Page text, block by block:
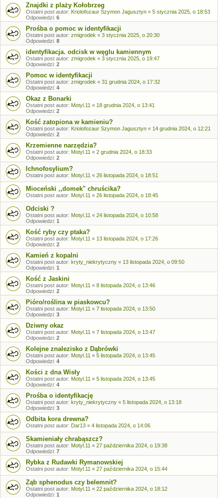
Znajdki z plaży Kołobrzeg
Ostatni post autor: Kriolofozaur Szymon Jagusztyn « 5 stycznia 2025, o 18:53
Odpowiedzi: 6
Prośba o pomoc w identyfikacji
Ostatni post autor: zmigrodek « 3 stycznia 2025, o 20:30
Odpowiedzi: 8
identyfikacja. odcisk w węglu kamiennym
Ostatni post autor: zmigrodek « 3 stycznia 2025, o 19:47
Odpowiedzi: 2
Pomoc w identyfikacji
Ostatni post autor: zmigrodek « 31 grudnia 2024, o 17:32
Odpowiedzi: 4
Okaz z Bonarki
Ostatni post autor: Motyl.11 « 18 grudnia 2024, o 13:41
Odpowiedzi: 2
Kość zatopiona w kamieniu?
Ostatni post autor: Kriolofozaur Szymon Jagusztyn « 14 grudnia 2024, o 12:21
Odpowiedzi: 2
Krzemienne narzędzia?
Ostatni post autor: Motyl.11 « 2 grudnia 2024, o 18:33
Odpowiedzi: 2
Ichnofosylium?
Ostatni post autor: Motyl.11 « 26 listopada 2024, o 18:51
Mioceński ,,domek" chruścika?
Ostatni post autor: Motyl.11 « 26 listopada 2024, o 18:45
Odciski ?
Ostatni post autor: Motyl.11 « 24 listopada 2024, o 10:58
Odpowiedzi: 1
Kość ryby czy ptaka?
Ostatni post autor: Motyl.11 « 13 listopada 2024, o 17:26
Odpowiedzi: 2
Kamień z kopalni
Ostatni post autor: kryty_niekrytyczny « 13 listopada 2024, o 09:50
Odpowiedzi: 1
Kość z Jaskini
Ostatni post autor: Motyl.11 « 8 listopada 2024, o 13:46
Odpowiedzi: 2
Pióro/roślina w piaskowcu?
Ostatni post autor: Motyl.11 « 7 listopada 2024, o 13:50
Odpowiedzi: 3
Dziwny okaz
Ostatni post autor: Motyl.11 « 7 listopada 2024, o 13:47
Odpowiedzi: 2
Kolejne znalezisko z Dąbrówki
Ostatni post autor: Motyl.11 « 5 listopada 2024, o 13:45
Odpowiedzi: 4
Kości z dna Wisły
Ostatni post autor: Motyl.11 « 5 listopada 2024, o 13:45
Odpowiedzi: 4
Prośba o identyfikację
Ostatni post autor: kryty_niekrytyczny « 5 listopada 2024, o 13:18
Odpowiedzi: 3
Odbita kora drewna?
Ostatni post autor: Dar13 « 4 listopada 2024, o 14:06
Skamieniały chrabąszcz?
Ostatni post autor: Motyl.11 « 27 października 2024, o 19:38
Odpowiedzi: 7
Rybka z Rudawki Rymanowskiej
Ostatni post autor: Motyl.11 « 27 października 2024, o 15:44
Ząb sphenodus czy belemnit?
Ostatni post autor: Motyl.11 « 22 października 2024, o 18:12
Odpowiedzi: 1